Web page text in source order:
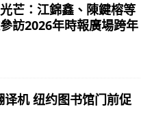
芒：江錦鑫、陳鍵榕等
訪2026年時報廣場跨年
机 纽约图书馆门前促